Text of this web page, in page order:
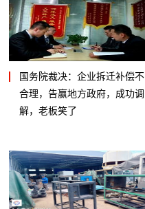
国务院裁决：企业拆迁补偿不
合理，告赢地方政府，成功调
解，老板笑了